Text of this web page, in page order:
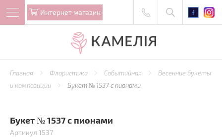
Интернет магазин
Главная Флористика Событийная
Весенние букеты
и композиции
Букет № 1537 с пионами
Букет № 1537 с пионами
Артикул 1537